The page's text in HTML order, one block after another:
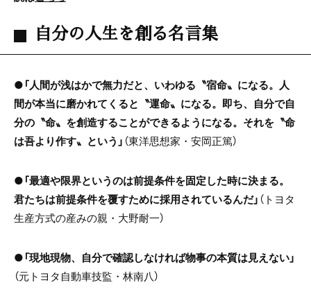
自分の人生を創る名言集
●「人間が浅はかで無力だと、いわゆる〝宿命〟になる。人
間が本当に磨かれてくると〝運命〟になる。即ち、自分で自
分の〝命〟を創造することができるようになる。それを〝命
は吾より作す〟という」 （東洋思想家・安岡正篤）
●「最適や限界というのは前提条件を固定した時に決まる。
君たちは前提条件を覆すために採用されているんだ」 （トヨタ
生産方式の産みの親・大野耐一）
●「現地現物、自分で確認しなければ物事の本質は見えない」
（元トヨタ自動車技監・林南八）